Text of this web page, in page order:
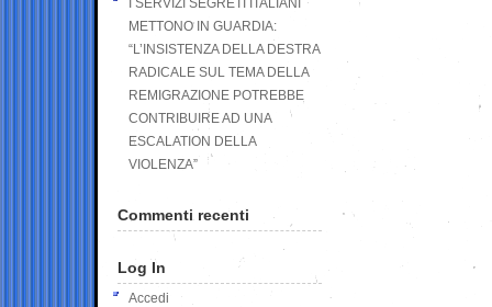
I SERVIZI SEGRETI ITALIANI
METTONO IN GUARDIA:
“L’INSISTENZA DELLA DESTRA
RADICALE SUL TEMA DELLA
REMIGRAZIONE POTREBBE
CONTRIBUIRE AD UNA
ESCALATION DELLA
VIOLENZA”
Commenti recenti
Log In
Accedi